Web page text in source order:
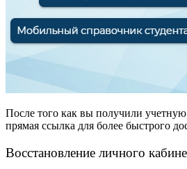
После того как вы получили учетную
прямая ссылка для более быстрого
Восстановление личного